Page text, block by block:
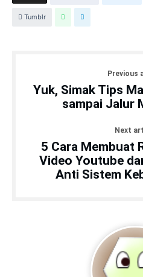
Tumblr
Previous
Yuk, Simak Tips
sampai Jalur
Next
5 Cara Membuat
Video Youtube
Anti Sistem